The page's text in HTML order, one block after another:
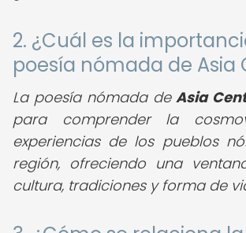
2. ¿Cuál es la
poesía nómada de Asia
La poesía nómada deAsia
para comprender la
experiencias de los pueblos
región, ofreciendo una
cultura, tradiciones y forma de